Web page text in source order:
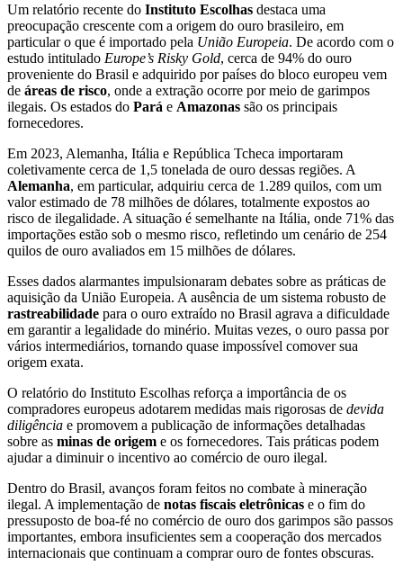
Um relatório recente do Instituto Escolhas destaca uma
preocupação crescente com a origem do ouro brasileiro, em
particular o que é importado pela União Europeia. De acordo com o
estudo intitulado Europe’s Risky Gold, cerca de 94% do ouro
proveniente do Brasil e adquirido por países do bloco europeu vem
de áreas de risco, onde a extração ocorre por meio de garimpos
ilegais. Os estados do Pará e Amazonas são os principais
fornecedores.
Em 2023, Alemanha, Itália e República Tcheca importaram
coletivamente cerca de 1,5 tonelada de ouro dessas regiões. A
Alemanha, em particular, adquiriu cerca de 1.289 quilos, com um
valor estimado de 78 milhões de dólares, totalmente expostos ao
risco de ilegalidade. A situação é semelhante na Itália, onde 71% das
importações estão sob o mesmo risco, refletindo um cenário de 254
quilos de ouro avaliados em 15 milhões de dólares.
Esses dados alarmantes impulsionaram debates sobre as práticas de
aquisição da União Europeia. A ausência de um sistema robusto de
rastreabilidade para o ouro extraído no Brasil agrava a dificuldade
em garantir a legalidade do minério. Muitas vezes, o ouro passa por
vários intermediários, tornando quase impossível comover sua
origem exata.
O relatório do Instituto Escolhas reforça a importância de os
compradores europeus adotarem medidas mais rigorosas de devida
diligência e promovem a publicação de informações detalhadas
sobre as minas de origem e os fornecedores. Tais práticas podem
ajudar a diminuir o incentivo ao comércio de ouro ilegal.
Dentro do Brasil, avanços foram feitos no combate à mineração
ilegal. A implementação de notas fiscais eletrônicas e o fim do
pressuposto de boa-fé no comércio de ouro dos garimpos são passos
importantes, embora insuficientes sem a cooperação dos mercados
internacionais que continuam a comprar ouro de fontes obscuras.